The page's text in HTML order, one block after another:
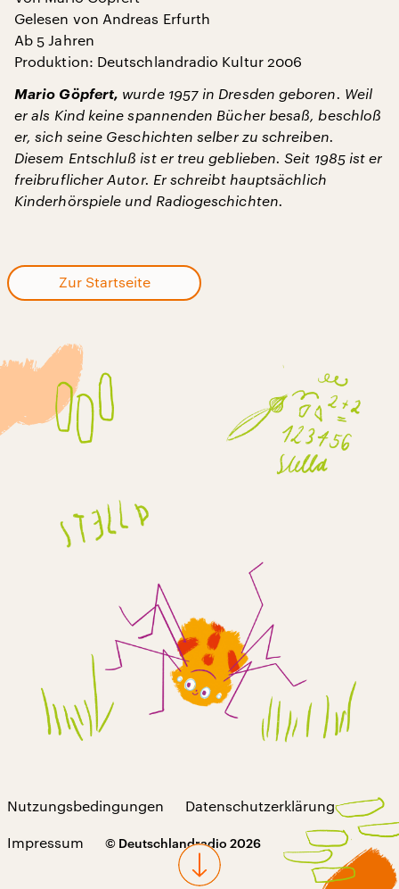
Gelesen von Andreas Erfurth
Ab 5 Jahren
Produktion: Deutschlandradio Kultur 2006
Mario Göpfert, wurde 1957 in Dresden geboren. Weil
er als Kind keine spannenden Bücher besaß, beschloß
er, sich seine Geschichten selber zu schreiben.
Diesem Entschluß ist er treu geblieben. Seit 1985 ist er
freibruflicher Autor. Er schreibt hauptsächlich
Kinderhörspiele und Radiogeschichten.
Zur Startseite
Nutzungsbedingungen Datenschutzerklärung
Impressum © Deutschlandradio 2026